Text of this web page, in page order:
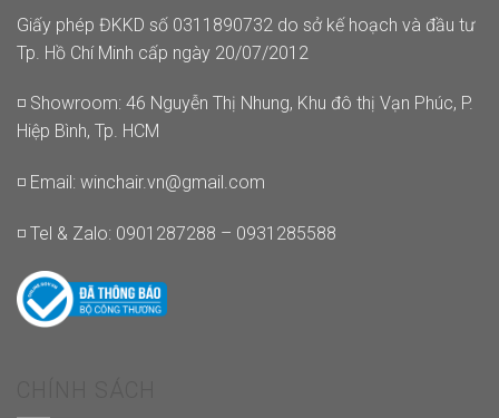
Giấy phép ĐKKD số 0311890732 do sở kế hoạch và đầu tư
Tp. Hồ Chí Minh cấp ngày 20/07/2012
◽ Showroom: 46 Nguyễn Thị Nhung, Khu đô thị Vạn Phúc, P.
Hiệp Bình, Tp. HCM
◽ Email: winchair.vn@gmail.com
◽ Tel & Zalo: 0901287288 – 0931285588